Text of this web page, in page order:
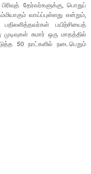
தேர்வர்களுக்கு, பொதுப்
வாய்ப்புள்ளது என்றும்,
பயிற்சியைத்
சுமார் ஒரு மாதத்தில்
50 நாட்களில் நடைபெறும்